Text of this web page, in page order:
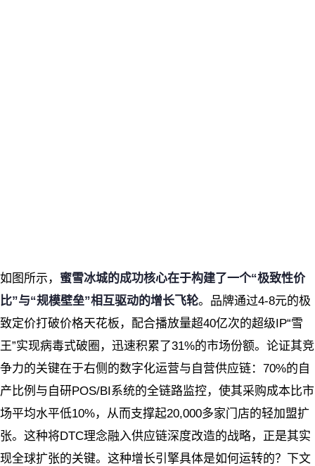
如图所示， 蜜雪冰城的成功核心在于构建了一个“极致性价
比”与“规模壁垒”相互驱动的增长飞轮。品牌通过4-8元的极
致定价打破价格天花板，配合播放量超40亿次的超级IP“雪
王”实现病毒式破圈，迅速积累了31%的市场份额。论证其竞
争力的关键在于右侧的数字化运营与自营供应链：70%的自
产比例与自研POS/BI系统的全链路监控，使其采购成本比市
场平均水平低10%，从而支撑起20,000多家门店的轻加盟扩
张。这种将DTC理念融入供应链深度改造的战略，正是其实
现全球扩张的关键。这种增长引擎具体是如何运转的？下文